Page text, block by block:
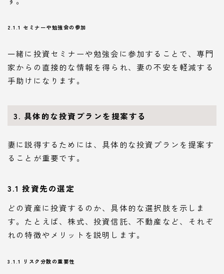
2.1.1 セミナーや勉強会の参加
一緒に投資セミナーや勉強会に参加することで、専門
家からの直接的な情報を得られ、妻の不安を軽減する
手助けになります。
3. 具体的な投資プランを提案する
妻に説得するためには、具体的な投資プランを提案す
ることが重要です。
3.1 投資先の選定
どの資産に投資するのか、具体的な選択肢を示しま
す。たとえば、株式、投資信託、不動産など、それぞ
れの特徴やメリットを説明します。
3.1.1 リスク分散の重要性